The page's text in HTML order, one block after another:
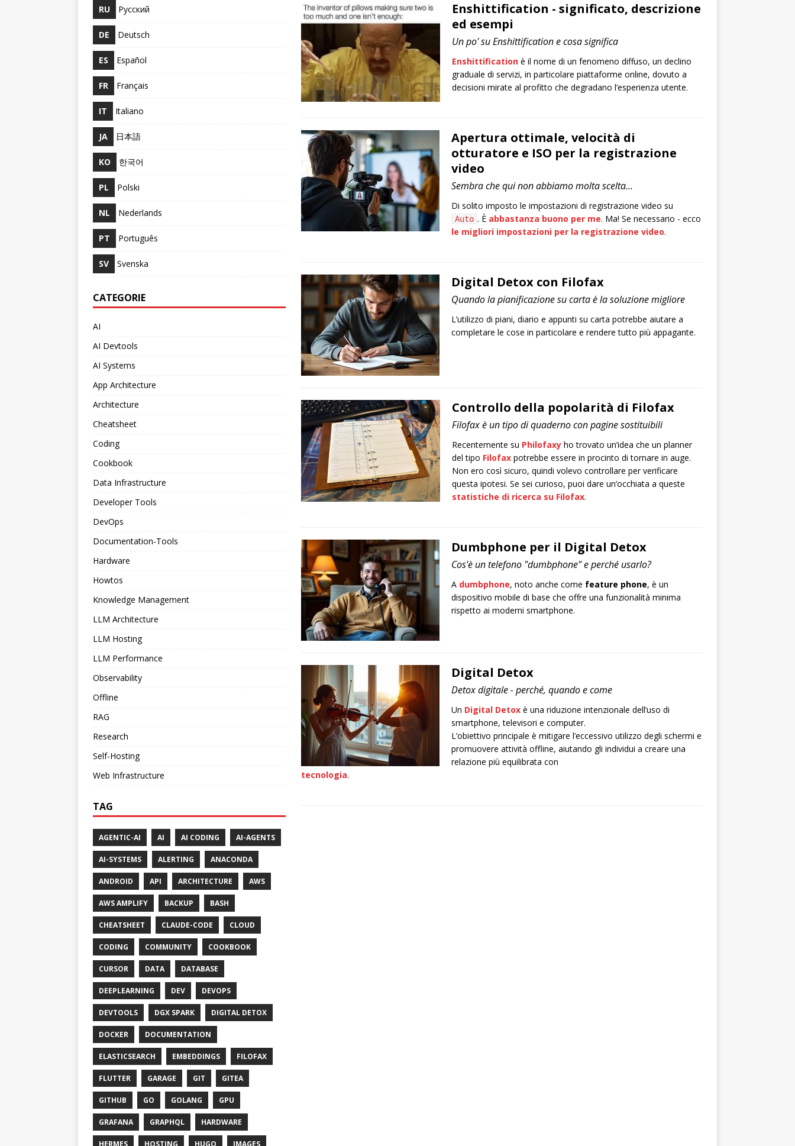
Enshittification - significato, descrizione
ed esempi
Un po' su Enshittification e cosa significa
Enshittificationè il nome di un fenomeno diffuso, un declino
graduale di servizi, in particolare piattaforme online, dovuto a
decisioni mirate al profitto che degradano l’esperienza utente.
Apertura ottimale, velocità di
otturatore e ISO per la registrazione
video
Sembra che qui non abbiamo molta scelta...
Di solito imposto le impostazioni di registrazione video su
Auto . È abbastanza buono per me. Ma! Se necessario - ecco
le migliori impostazioni per la registrazione video.
Digital Detox con Filofax
Quando la pianificazione su carta è la soluzione migliore
L’utilizzo di piani, diario e appunti su carta potrebbe aiutare a
completare le cose in particolare e rendere tutto più appagante.
Controllo della popolarità di Filofax
Filofax è un tipo di quaderno con pagine sostituibili
Recentemente su Philofaxyho trovato un’idea che un planner
del tipo Filofaxpotrebbe essere in procinto di tornare in auge.
Non ero così sicuro, quindi volevo controllare per verificare
questa ipotesi. Se sei curioso, puoi dare un’occhiata a queste
statistiche di ricerca su Filofax.
Dumbphone per il Digital Detox
Cos'è un telefono "dumbphone" e perché usarlo?
A dumbphone, noto anche come feature phone, è un
dispositivo mobile di base che offre una funzionalità minima
rispetto ai moderni smartphone.
Digital Detox
Detox digitale - perché, quando e come
Un Digital Detoxè una riduzione intenzionale dell’uso di
smartphone, televisori e computer.
L’obiettivo principale è mitigare l’eccessivo utilizzo degli schermi e
promuovere attività offline, aiutando gli individui a creare una
relazione più equilibrata con
tecnologia.
RU Русский
DE Deutsch
ES Español
FR Français
IT Italiano
JA 日本語
KO 한국어
PL Polski
NL Nederlands
PT Português
SV Svenska
CATEGORIE
AI
AI Devtools
AI Systems
App Architecture
Architecture
Cheatsheet
Coding
Cookbook
Data Infrastructure
Developer Tools
DevOps
Documentation-Tools
Hardware
Howtos
Knowledge Management
LLM Architecture
LLM Hosting
LLM Performance
Observability
Offline
RAG
Research
Self-Hosting
Web Infrastructure
TAG
AGENTIC-AI AI AI CODING AI-AGENTS
AI-SYSTEMS ALERTING ANACONDA
ANDROID API ARCHITECTURE AWS
AWS AMPLIFY BACKUP BASH
CHEATSHEET CLAUDE-CODE CLOUD
CODING COMMUNITY COOKBOOK
CURSOR DATA DATABASE
DEEPLEARNING DEV DEVOPS
DEVTOOLS DGX SPARK DIGITAL DETOX
DOCKER DOCUMENTATION
ELASTICSEARCH EMBEDDINGS FILOFAX
FLUTTER GARAGE GIT GITEA
GITHUB GO GOLANG GPU
GRAFANA GRAPHQL HARDWARE
HERMES HOSTING HUGO IMAGES